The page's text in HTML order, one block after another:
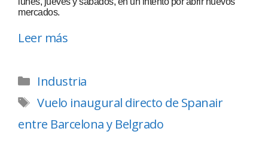
mercados.
Leer más
Industria
Vuelo inaugural directo de Spanair
entre Barcelona y Belgrado